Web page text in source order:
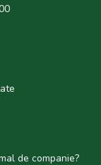
de companie?